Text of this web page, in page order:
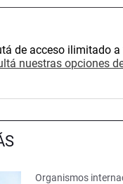
de acceso ilimitado
nuestras opciones
Organismos